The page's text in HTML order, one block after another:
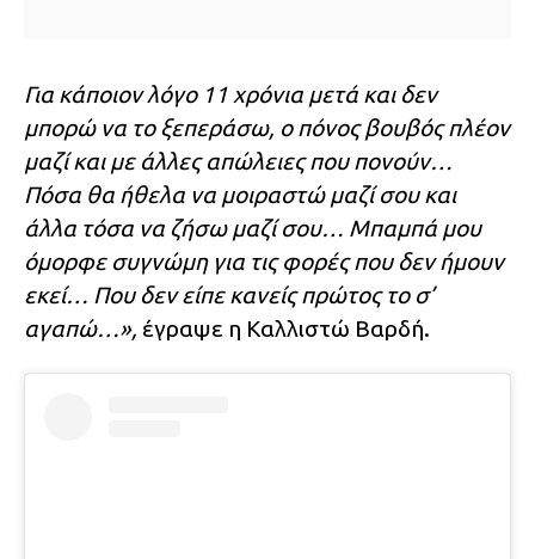
Για κάποιον λόγο 11 χρόνια μετά και δεν
μπορώ να το ξεπεράσω, ο πόνος βουβός πλέον
μαζί και με άλλες απώλειες που πονούν…
Πόσα θα ήθελα να μοιραστώ μαζί σου και
άλλα τόσα να ζήσω μαζί σου… Μπαμπά μου
όμορφε συγνώμη για τις φορές που δεν ήμουν
εκεί… Που δεν είπε κανείς πρώτος το σ’
αγαπώ…», έγραψε η Καλλιστώ Βαρδή.